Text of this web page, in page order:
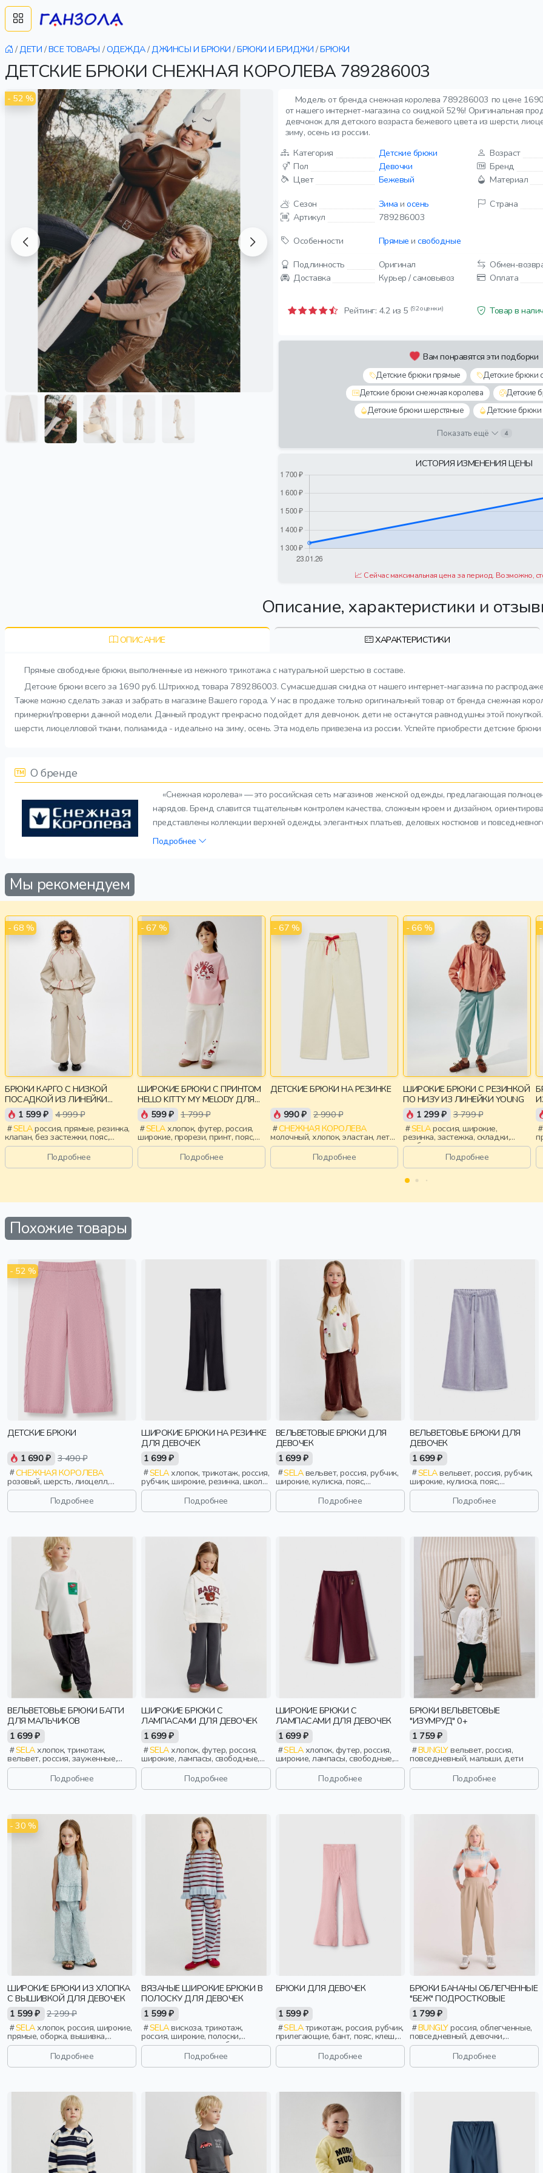
/ДЕТИ /ВСЕ ТОВАРЫ /ОДЕЖДА/ДЖИНСЫ И БРЮКИ /БРЮКИ И БРИДЖИ /БРЮКИ
ДЕТСКИЕ БРЮКИ СНЕЖНАЯ КОРОЛЕВА 789286003
- 52 %
Модель от бренда снежная королева 789286003 по цене
от нашего интернет-магазина со скидкой 52%! Оригинальная
девчонок для детского возраста бежевого цвета из шерсти,
зиму, осень из россии.
Категория
Детские брюки Возраст
Пол
Девочки Бренд
Цвет
Бежевый Материал
Сезон
Зима иосень Страна
Артикул
789286003
Особенности
Прямые исвободные
Подлинность
Оригинал Обмен-
Доставка
Курьер / самовывоз Оплата
Рейтинг: 4.2 из 5 (92 оценки) Товар в
Вам понравятся эти подборки
Детские брюки прямые
Детские брюки
Детские брюки снежная королева
Детские
Детские брюки шерстяные
Детские
Показать ещё 4
ИСТОРИЯ ИЗМЕНЕНИЯ ЦЕНЫ
📈 Сейчас максимальная цена за период. Возможно,
Описание, характеристики и
ОПИСАНИЕ ХАРАКТЕРИСТИКИ
Прямые свободные брюки, выполненные из нежного трикотажа с натуральной шерстью в составе.
Детские брюки всего за 1690 руб. Штрихкод товара 789286003. Сумасшедшая скидка от нашего интернет-магазина по
Также можно сделать заказ и забрать в магазине Вашего города. У нас в продаже только оригинальный товар от бренда снежная
примерки/проверки данной модели. Данный продукт прекрасно подойдет для девчонок. дети не останутся равнодушны этой
шерсти, лиоцелловой ткани, полиамида - идеально на зиму, осень. Эта модель привезена из россии. Успейте приобрести детские
О бренде
«Снежная королева» — это российская сеть магазинов женской одежды, предлагающая
нарядов. Бренд славится тщательным контролем качества, сложным кроем и дизайном,
представлены коллекции верхней одежды, элегантных платьев, деловых костюмов и
Подробнее
Мы рекомендуем
- 68 %
БРЮКИ КАРГО С НИЗКОЙ
ПОСАДКОЙ ИЗ ЛИНЕЙКИ
YOUNG1 599 ₽ 4 999 ₽
SELAроссия, прямые, резинка,
клапан, без застежки, пояс,
девочки, старшеклассники, дети
Подробнее
- 67 %
ШИРОКИЕ БРЮКИ С ПРИНТОМ
HELLO KITTY MY MELODY ДЛЯ
ДЕВОЧЕК
599 ₽ 1 799 ₽
SELAхлопок, футер, россия,
широкие, прорези, принт, пояс,
эластичные, девочки, дети
Подробнее
- 67 %
ДЕТСКИЕ БРЮКИ НА РЕЗИНКЕ
990 ₽ 2 990 ₽
СНЕЖНАЯ КОРОЛЕВА
молочный, хлопок, эластан, лето,
весна, россия, завязки, прорези,
карман, пояс, эластичные,
мальчики, детиПодробнее
- 66 %
ШИРОКИЕ БРЮКИ С РЕЗИНКОЙ
ПО НИЗУ ИЗ ЛИНЕЙКИ YOUNG
1 299 ₽ 3 799 ₽
SELAроссия, широкие,
резинка, застежка, складки,
свободные, прорези, карман,
пояс, девочки, старшеклассники,
Подробнее
Похожие товары
- 52 %
ДЕТСКИЕ БРЮКИ
1 690 ₽ 3 490 ₽
СНЕЖНАЯ КОРОЛЕВА
розовый, шерсть, лиоцелл,
полиамид, зима, осень, россия,
прямые, свободные, девочки,
Подробнее
ШИРОКИЕ БРЮКИ НА РЕЗИНКЕ
ДЛЯ ДЕВОЧЕК
1 699 ₽
SELAхлопок, трикотаж, россия,
рубчик, широкие, резинка, школа,
пояс, высокая посадка,
эластичные, девочки, дети
Подробнее
ВЕЛЬВЕТОВЫЕ БРЮКИ ДЛЯ
ДЕВОЧЕК
1 699 ₽
SELAвельвет, россия, рубчик,
широкие, кулиска, пояс,
эластичные, девочки, дети
Подробнее
ВЕЛЬВЕТОВЫЕ БРЮКИ ДЛЯ
ДЕВОЧЕК
1 699 ₽
SELAвельвет, россия, рубчик,
широкие, кулиска, пояс,
эластичные, девочки, дети
Подробнее
ВЕЛЬВЕТОВЫЕ БРЮКИ БАГГИ
ДЛЯ МАЛЬЧИКОВ
1 699 ₽
SELAхлопок, трикотаж,
вельвет, россия, зауженные,
резинка, прорези, пояс,
фактурные, эластичные,
мальчики, детиПодробнее
ШИРОКИЕ БРЮКИ С
ЛАМПАСАМИ ДЛЯ ДЕВОЧЕК
1 699 ₽
SELAхлопок, футер, россия,
широкие, лампасы, свободные,
принт, кулиска, пояс, эластичные,
девочки, детиПодробнее
ШИРОКИЕ БРЮКИ С
ЛАМПАСАМИ ДЛЯ ДЕВОЧЕК
1 699 ₽
SELAхлопок, футер, россия,
широкие, лампасы, свободные,
принт, кулиска, пояс, эластичные,
девочки, детиПодробнее
БРЮКИ ВЕЛЬВЕТОВЫЕ
"ИЗУМРУД" 0+
1 759 ₽
BUNGLYвельвет, россия,
повседневный, малыши, дети
Подробнее
- 30 %
ШИРОКИЕ БРЮКИ ИЗ ХЛОПКА
С ВЫШИВКОЙ ДЛЯ ДЕВОЧЕК
1 599 ₽ 2 299 ₽
SELAхлопок, россия, широкие,
прямые, оборка, вышивка,
кулиска, пояс, эластичные,
девочки, детиПодробнее
ВЯЗАНЫЕ ШИРОКИЕ БРЮКИ В
ПОЛОСКУ ДЛЯ ДЕВОЧЕК
1 599 ₽
SELAвискоза, трикотаж,
россия, широкие, полоски,
резинка, вязаные, свободные,
пояс, эластичные, девочки, дети
Подробнее
БРЮКИ ДЛЯ ДЕВОЧЕК
1 599 ₽
SELAтрикотаж, россия, рубчик,
прилегающие, бант, пояс, клеш,
эластичные, девочки, дети
Подробнее
БРЮКИ БАНАНЫ ОБЛЕГЧЕННЫЕ
"БЕЖ" ПОДРОСТКОВЫЕ
1 799 ₽
BUNGLYроссия, облегченные,
повседневный, девочки,
школьники, подростки, дети
Подробнее